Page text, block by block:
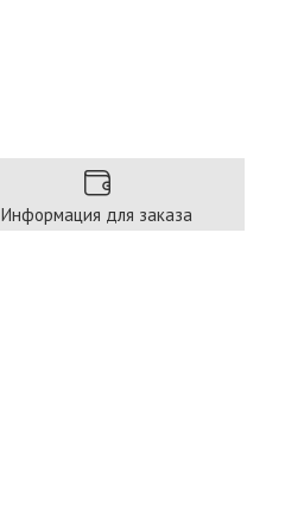
Информация для заказа